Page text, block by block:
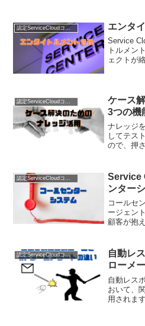
ション...
認定ServiceCloudコンサルタント エンタ
Service
トルメン
ェクトが
ケース
3つの機
ナレッジ
してテス
ので、押
点や質問
録するこ
認定ServiceCloudコンサルタント
Service
ンター
コールセ
ージェン
顧客が抱
話１本あ
り立ちま
認定ServiceCloudコンサルタント
自動レ
ローメ
自動レス
おいて、
用されま